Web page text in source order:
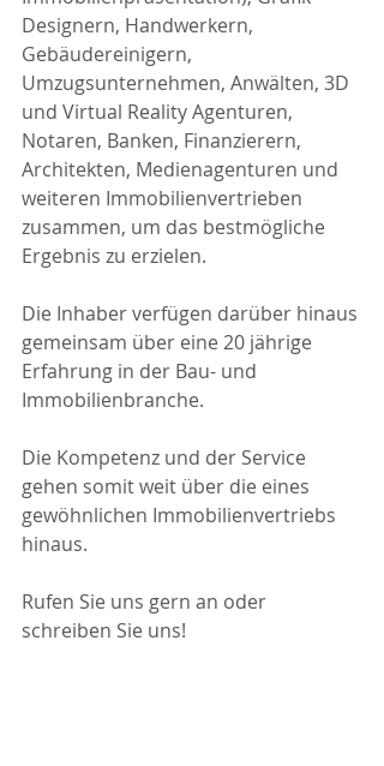
Designern, Handwerkern,
Gebäudereinigern,
Umzugsunternehmen, Anwälten, 3D
und Virtual Reality Agenturen,
Notaren, Banken, Finanzierern,
Architekten, Medienagenturen und
weiteren Immobilienvertrieben
zusammen, um das bestmögliche
Ergebnis zu erzielen.
Die Inhaber verfügen darüber hinaus
gemeinsam über eine 20 jährige
Erfahrung in der Bau- und
Immobilienbranche.
Die Kompetenz und der Service
gehen somit weit über die eines
gewöhnlichen Immobilienvertriebs
hinaus.
Rufen Sie uns gern an oder
schreiben Sie uns!